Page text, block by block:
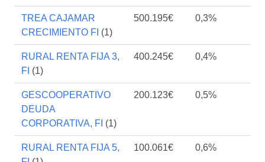
TREA CAJAMAR
CRECIMIENTO FI (1)
500.195€ 0,3%
RURAL RENTA FIJA 3,
FI (1)
400.245€ 0,4%
GESCOOPERATIVO
DEUDA
CORPORATIVA, FI (1)
200.123€ 0,5%
RURAL RENTA FIJA 5,
100.061€ 0,6%